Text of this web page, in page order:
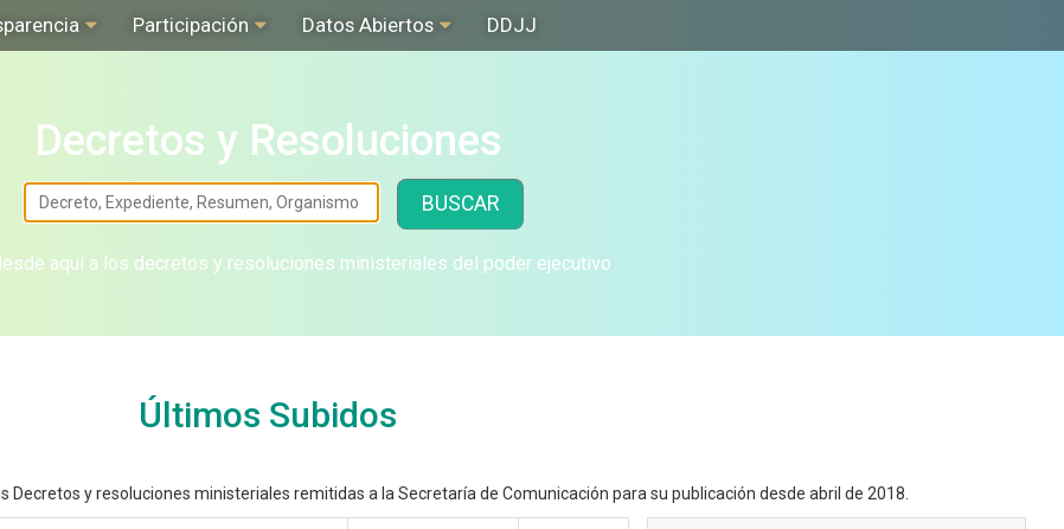
Participación Datos Abiertos DDJJ
Decretos y Resoluciones
BUSCAR
aquí a los decretos y resoluciones ministeriales del poder ejecutivo
Últimos Subidos
y resoluciones ministeriales remitidas a la Secretaría de Comunicación para su publicación desde abril de 2018.